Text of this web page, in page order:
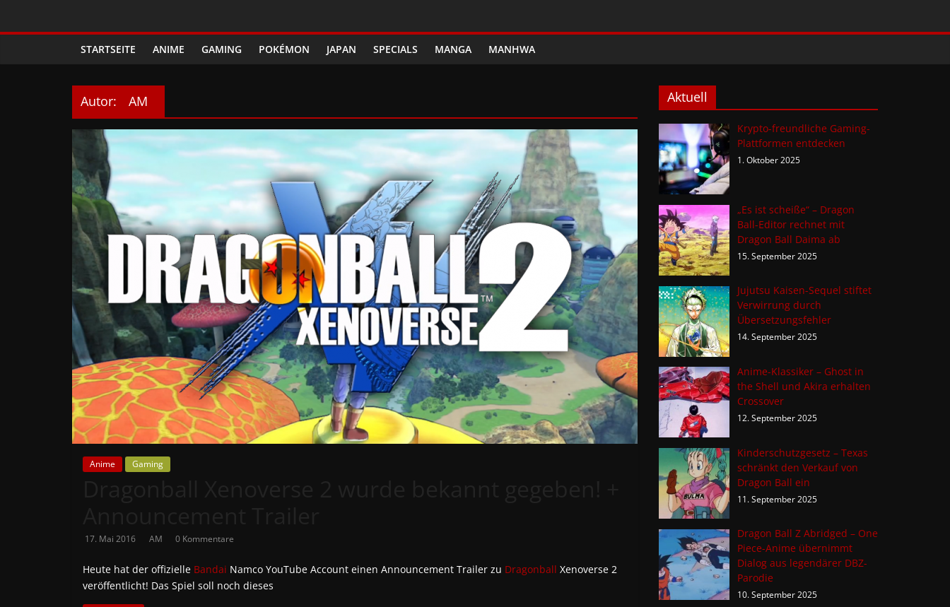
Phanimenal
Täglich
interessante
Anime
News
und
Gaming
News
Auf
Phanimenal
findest
du
die
aktuellsten
Anime-
und
STARTSEITE ANIME GAMING POKÉMON JAPAN SPECIALS MANGA MANHWA
Autor: AM
Anime Gaming
17. Mai 2016 AM 0 Kommentare
Heute hat der offizielle Bandai Namco YouTube Account einen Announcement Trailer zu Dragonball Xenoverse 2
veröffentlicht! Das Spiel soll noch dieses
Aktuell
Krypto-freundliche Gaming-
Plattformen entdecken
1. Oktober 2025
„Es ist scheiße“ – Dragon
Ball-Editor rechnet mit
Dragon Ball Daima ab
15. September 2025
Jujutsu Kaisen-Sequel stiftet
Verwirrung durch
Übersetzungsfehler
14. September 2025
Anime-Klassiker – Ghost in
the Shell und Akira erhalten
Crossover
12. September 2025
Kinderschutzgesetz – Texas
schränkt den Verkauf von
Dragon Ball ein
11. September 2025
Dragon Ball Z Abridged – One
Piece-Anime übernimmt
Dialog aus legendärer DBZ-
Parodie
10. September 2025